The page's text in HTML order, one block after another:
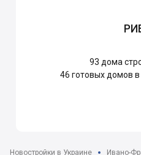
93 дома
46 готовых домов
Новостройки в Украине Ивано-